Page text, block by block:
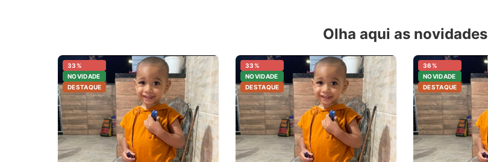
Olha aqui as novidades
33%
NOVIDADE
DESTAQUE
33%
NOVIDADE
DESTAQUE
36%
NOVIDADE
DESTAQUE